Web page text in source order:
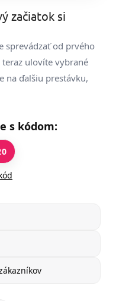
začiatok si
sprevádzať od prvého
teraz ulovíte vybrané
na ďalšiu prestávku,
s kódom: